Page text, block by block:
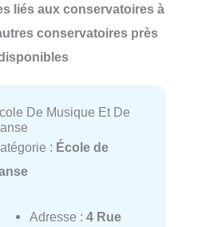
liés aux conservatoires à
conservatoires près
De Musique Et De
: École de
Adresse : 4 Rue